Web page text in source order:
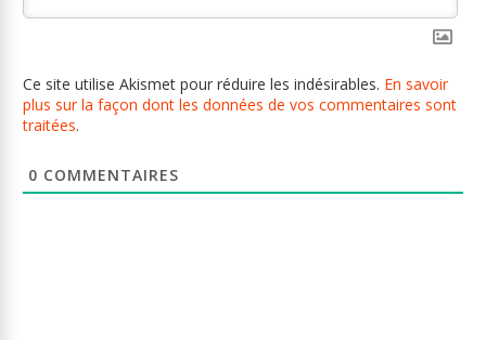
Ce site utilise Akismet pour réduire les indésirables. En savoir
plus sur la façon dont les données de vos commentaires sont
traitées.
0 COMMENTAIRES